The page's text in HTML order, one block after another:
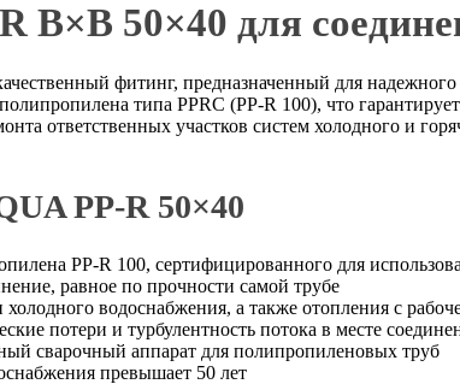
В×В 50×40 для
фитинг, предназначенный для
типа PPRC (PP-R 100), что
ответственных участков систем холодного и
PP-R 50×40
PP-R 100, сертифицированного для
равное по прочности самой трубе
водоснабжения, а также отопления с
потери и турбулентность потока в месте
сварочный аппарат для полипропиленовых труб
превышает 50 лет